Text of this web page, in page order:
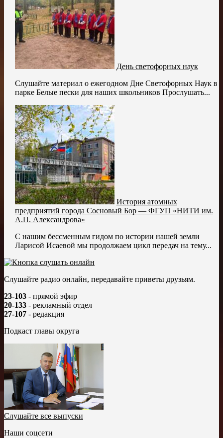
День светофорных наук
Слушайте материал о ежегодном Дне Светофорных Наук в
парке Белые пески для наших школьников Прослушать...
История атомных
предприятий города Сосновый Бор — ФГУП «НИТИ им.
А.П. Александрова»
С нашим бессменным гидом по истории нашей земли
Ларисой Исаевой мы продолжаем цикл передач на тему...
Слушайте радио онлайн, передавайте приветы друзьям.
23-103 - прямой эфир
20-133 - рекламный отдел
27-107 - редакция
Подкаст главы округа
Слушайте все выпуски
Наши соцсети